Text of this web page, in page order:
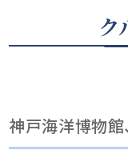
ク
神戸海洋博物館